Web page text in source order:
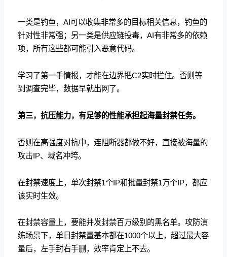
一类是钓鱼，AI可以收集非常多的目标相关信息，钓鱼的
针对性非常强；另一类是供应链投毒，AI有非常多的依赖
项，所有这些都可能引入恶意代码。
学习了第一手情报，才能在边界把C2实时拦住。否则等
到调查完毕，数据早就出网了。
第三，抗压能力，有足够的性能承担起海量封禁任务。
否则在高强度对抗中，连阻断器都做不好，直接被海量的
攻击IP、域名冲垮。
在封禁速度上，单次封禁1个IP和批量封禁1万个IP，都应
该实时生效。
在封禁容量上，要能并发封禁百万级别的黑名单。攻防演
练场景下，单日封禁量基本都在1000个以上，超过最大容
量后，左手封右手删，效率肯定上不去。